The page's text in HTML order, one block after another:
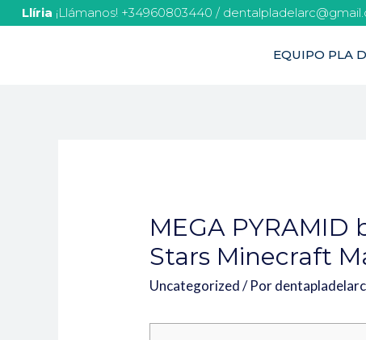
Llíria ¡Llámanos! +34960803440 /
EQUIPO PLA
MEGA
Stars Minecraft
Uncategorized/ Por